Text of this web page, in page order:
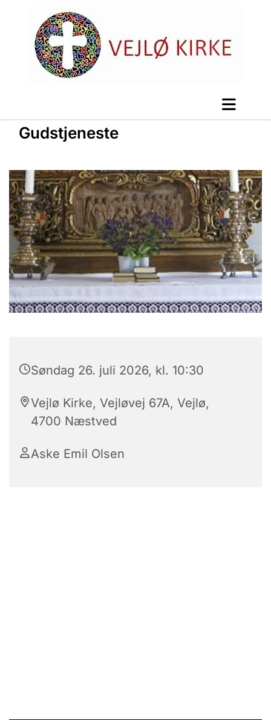
Gudstjeneste
Søndag 26. juli 2026, kl. 10:30
Vejlø Kirke, Vejløvej 67A, Vejlø,
4700 Næstved
Aske Emil Olsen